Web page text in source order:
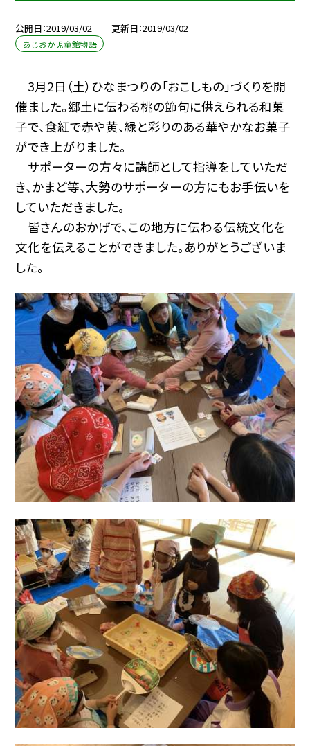
公開日 2019/03/02 更新日 2019/03/02
あじおか児童館物語
3月2日（土）ひなまつりの「おこしもの」づくりを開
催ました。郷土に伝わる桃の節句に供えられる和菓
子で、食紅で赤や黄、緑と彩りのある華やかなお菓子
ができ上がりました。
サポーターの方々に講師として指導をしていただ
き、かまど等、大勢のサポーターの方にもお手伝いを
していただきました。
皆さんのおかげで、この地方に伝わる伝統文化を
文化を伝えることができました。ありがとうございま
した。